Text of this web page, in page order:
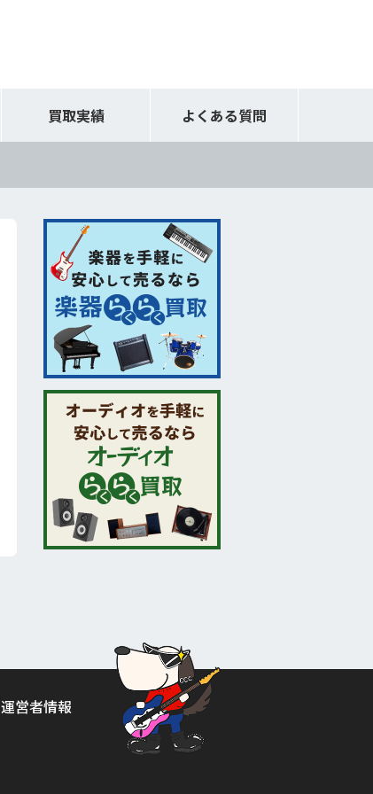
買取実績 よくある質問
運営者情報